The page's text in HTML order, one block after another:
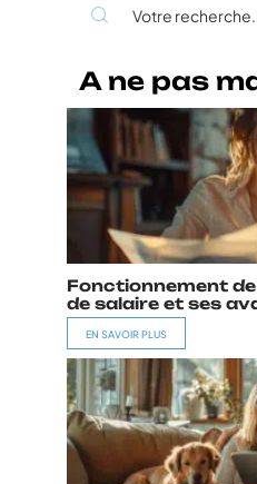
A ne pas
Fonctionnement
de salaire et ses
EN SAVOIR PLUS